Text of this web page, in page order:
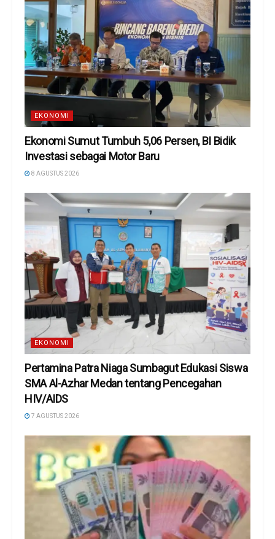
EKONOMI
Ekonomi Sumut Tumbuh 5,06 Persen, BI Bidik
Investasi sebagai Motor Baru
8 AGUSTUS 2026
EKONOMI
Pertamina Patra Niaga Sumbagut Edukasi Siswa
SMA Al-Azhar Medan tentang Pencegahan
HIV/AIDS
7 AGUSTUS 2026